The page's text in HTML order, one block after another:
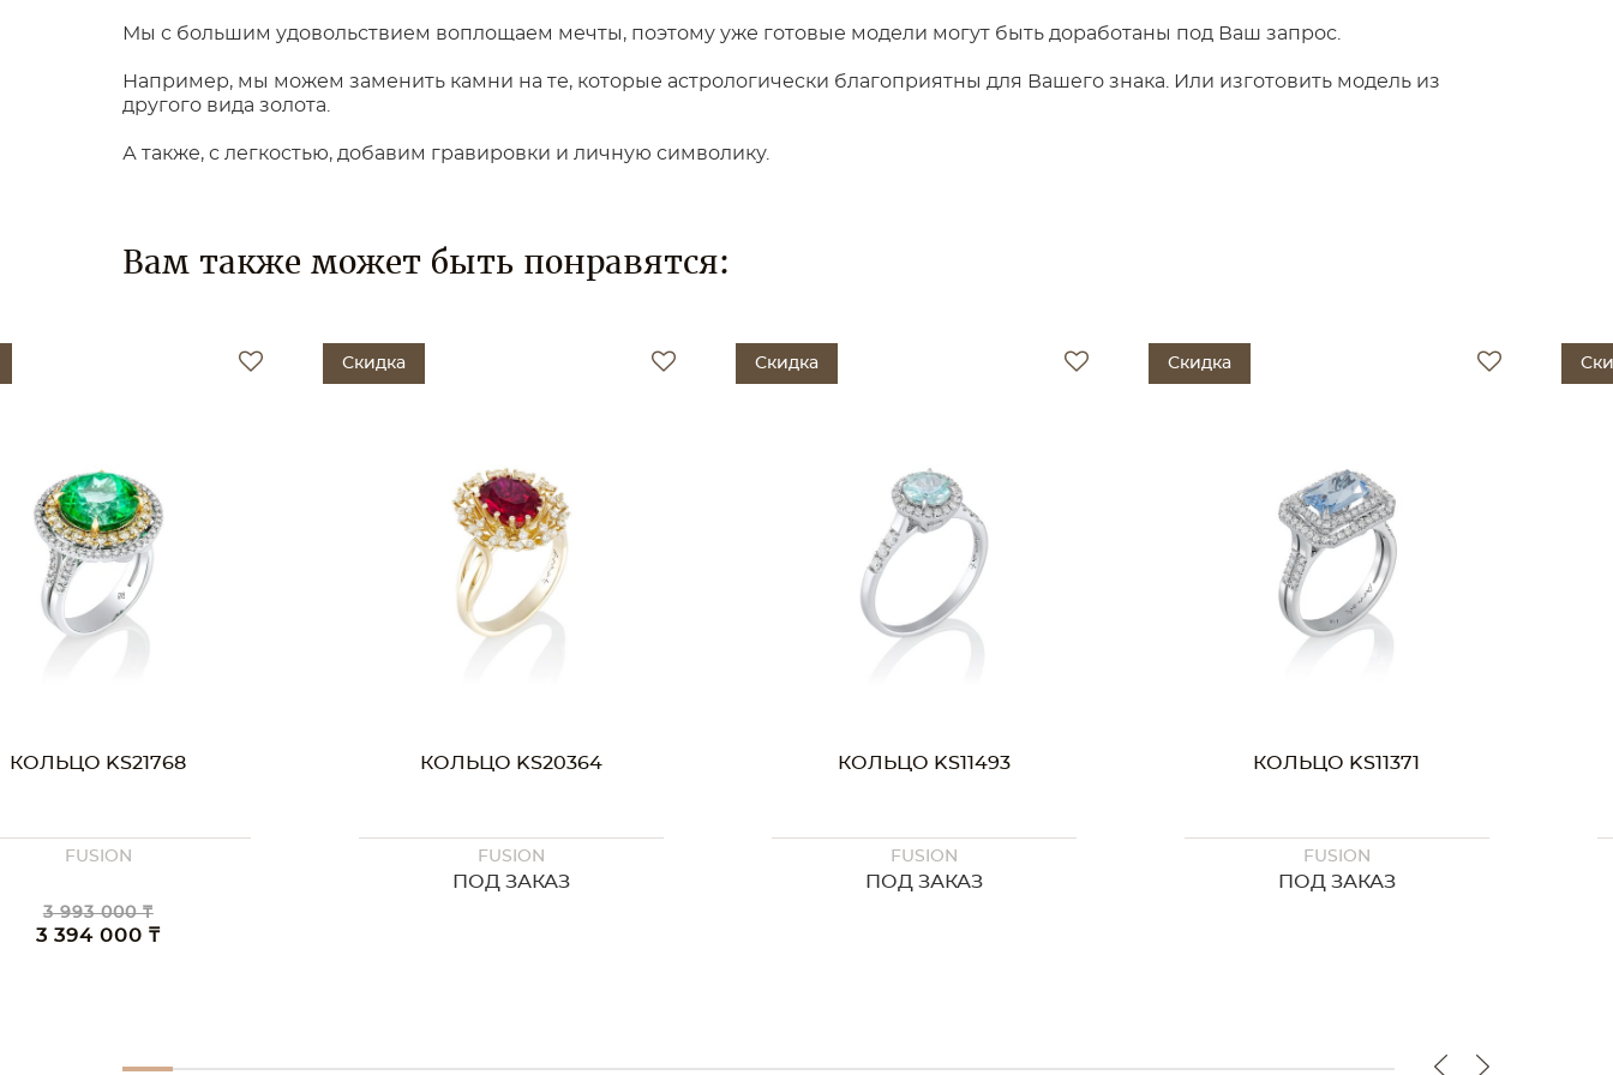
Мы с большим удовольствием воплощаем мечты, поэтому уже готовые модели могут быть доработаны под Ваш запрос.
Например, мы можем заменить камни на те, которые астрологически благоприятны для Вашего знака. Или изготовить модель из
другого вида золота.
А также, с легкостью, добавим гравировки и личную символику.
Вам также может быть понравятся:
КОЛЬЦО KS20364
FUSION
Скидка
КОЛЬЦО KS11493
FUSION
ПОД ЗАКАЗ
Скидка
КОЛЬЦО KS11371
FUSION
ПОД ЗАКАЗ
Скидка
КОЛЬЦО KS11284
FUSION
ПОД ЗАКАЗ